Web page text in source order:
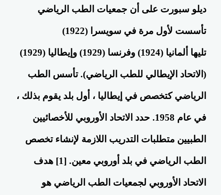
ديلو سبورت على أن جمعيات الطب الرياضي
تأسست لأول مرة في سويسرا (1922)
تليها ألمانيا (1924) وفرنسا (1929) وإيطاليا (1929)
(الاتحاد الإيطالي للطب الرياضي). تأسس الطب
الرياضي كتخصص في إيطاليا ، أول بلد يقوم بذلك ،
في عام 1958. حدد الاتحاد الأوروبي للأخصائيين
الطبيين متطلبات التدريب اللازمة لإنشاء تخصص
الطب الرياضي في بلد أوروبي معين. [1] هدف
الاتحاد الأوروبي لجمعيات الطب الرياضي هو